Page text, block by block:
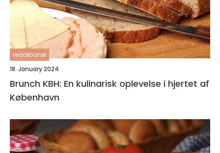
redaktionel
18. January 2024
Brunch KBH: En kulinarisk oplevelse i hjertet af
København